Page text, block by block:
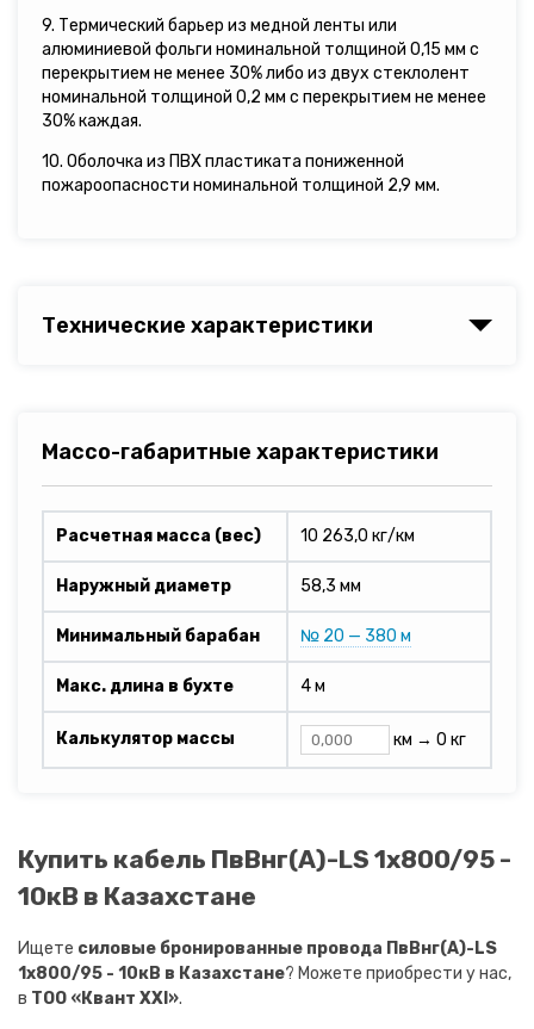
9. Термический барьер из медной ленты или
алюминиевой фольги номинальной толщиной 0,15 мм с
перекрытием не менее 30% либо из двух стеклолент
номинальной толщиной 0,2 мм с перекрытием не менее
30% каждая.
10. Оболочка из ПВХ пластиката пониженной
пожароопасности номинальной толщиной 2,9 мм.
Технические характеристики
Массо-габаритные характеристики
Расчетная масса (вес) 10 263,0 кг/км
Наружный диаметр 58,3 мм
Минимальный барабан № 20 — 380 м
Макс. длина в бухте 4 м
Калькулятор массы км → 0 кг
Купить кабель ПвВнг(A)-LS 1х800/95 -
10кВ в Казахстане
Ищете силовые бронированные провода ПвВнг(A)-LS
1х800/95 - 10кВ в Казахстане? Можете приобрести у нас,
в ТОО «Квант XXI».